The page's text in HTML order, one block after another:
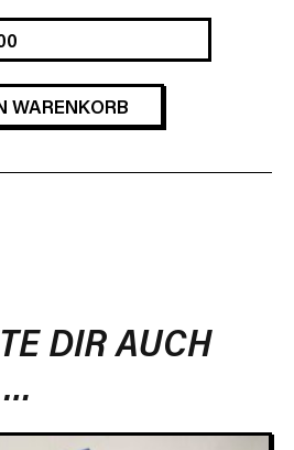
WARENKORB
DIR AUCH
…